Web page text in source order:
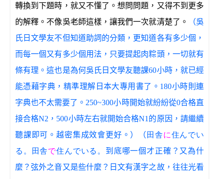
轉換到下題時，就又不懂了。想問問題，又得不到更多
的解釋。不像吳老師這樣，讓我們一次就清楚了。
（吳
氏日文學友不但知道助詞的分類，更知道各有多少個，
而每一個又有多少個用法，只要提起肉粽頭，一切就有
條有理。這也是為何吳氏日文學友聽課60小時，就已經
能憑藉字典，精準理解日本大專用書了。180小時則連
字典也不太需要了。250~300小時開始就紛紛從0合格直
接合格N2，500小時左右就開始合格N1的原因，請繼續
聽課即可。越密集成效會更好。）（ 田舎に住んでい
る。田舎で住んでいる。 到底哪一個才正確？又為什
麼？弦外之音又是些什麼？日文有漢字之故，往往光看